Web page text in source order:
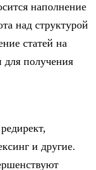
наполнение
над структурой
статей на
для получения
и другие.